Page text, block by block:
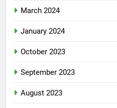
March 2024
January 2024
October 2023
September 2023
August 2023